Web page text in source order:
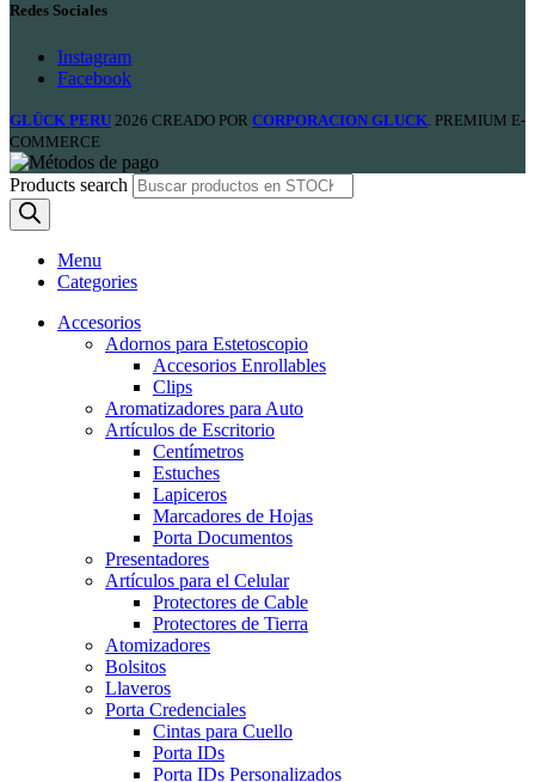
Redes Sociales
Instagram
Facebook
GLÜCK PERU 2026 CREADO POR CORPORACION GLUCK. PREMIUM E-
COMMERCE
Products search
Menu
Categories
Accesorios
Adornos para Estetoscopio
Accesorios Enrollables
Clips
Aromatizadores para Auto
Artículos de Escritorio
Centímetros
Estuches
Lapiceros
Marcadores de Hojas
Porta Documentos
Presentadores
Artículos para el Celular
Protectores de Cable
Protectores de Tierra
Atomizadores
Bolsitos
Llaveros
Porta Credenciales
Cintas para Cuello
Porta IDs
Porta IDs Personalizados